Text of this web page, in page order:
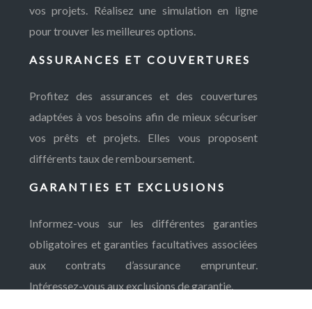
vos projets. Réalisez une simulation en ligne
pour trouver les meilleures options.
ASSURANCES ET COUVERTURES
Profitez des assurances et des couvertures
adaptées à vos besoins afin de mieux sécuriser
vos prêts et projets. Elles vous proposent
différents taux de remboursement.
GARANTIES ET EXCLUSIONS
Informez-vous sur les différentes garanties
obligatoires et garanties facultatives associées
aux contrats d’assurance emprunteur.
Intéressez-vous aux exclusions de garantie.